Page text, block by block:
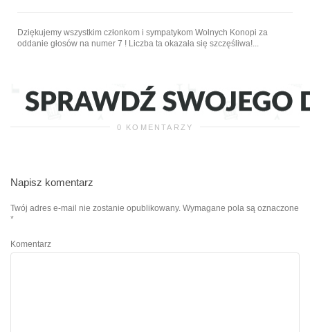
Dziękujemy wszystkim członkom i sympatykom Wolnych Konopi za
oddanie głosów na numer 7 ! Liczba ta okazała się szczęśliwa!...
0 KOMENTARZY
Napisz komentarz
Twój adres e-mail nie zostanie opublikowany. Wymagane pola są oznaczone
*
Komentarz